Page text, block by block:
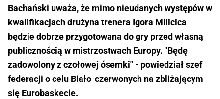
Bachański uważa, że mimo nieudanych występów w
kwalifikacjach drużyna trenera Igora Milicica
będzie dobrze przygotowana do gry przed własną
publicznością w mistrzostwach Europy. "Będę
zadowolony z czołowej ósemki" - powiedział szef
federacji o celu Biało-czerwonych na zbliżającym
się Eurobaskecie.